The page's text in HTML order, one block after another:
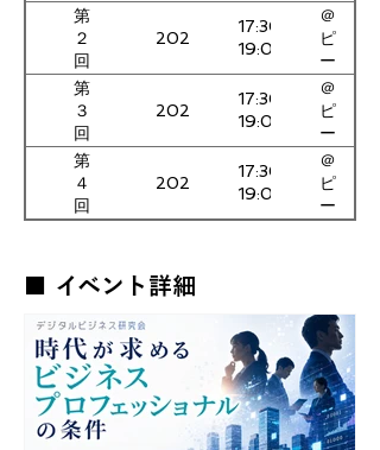
プ
ル
ド
ッ
ト
社
第
２
回
2026/4/17（金）
17:30〜
19:00
＠
ピ
ー
プ
ル
ド
ッ
ト
社
第
３
回
2026/6/26（金）
17:30〜
19:00
＠
ピ
ー
プ
ル
ド
ッ
第
４
回
2026/9/11（金）
17:30〜
19:00
＠
ピ
ー
ト
社
■ イベント詳細